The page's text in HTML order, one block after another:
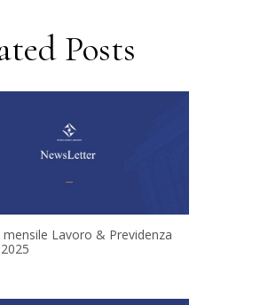
Posts
mensile Lavoro & Previdenza